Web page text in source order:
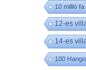
10 millió
12-es
14-es
100